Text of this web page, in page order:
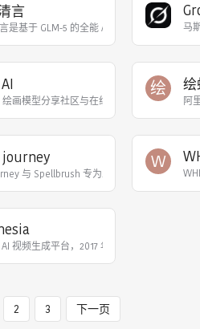
的桥梁，为用户提供海量可插拔的 “技能
言
是基于 GLM-5 的全能 AI 助手，支持精通对马
（70亿参数），支持文本/图片生成 6K
绘画模型分享社区与在线运行平台，用户无
绘
阿
新片场旗下的 AI 创作平台‌，提
与 Spellbrush 专为二次元动漫风格联合
W
多种视频模板及文本/图像生成视频功能。
视频生成平台‌，2017 年成立，专注于利用
2 3 下一页